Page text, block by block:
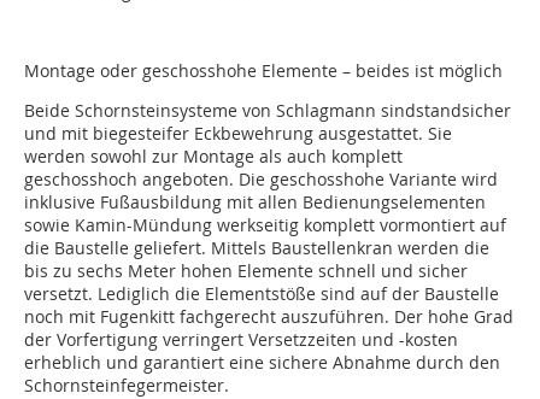
Montage oder geschosshohe Elemente – beides ist möglich
Beide Schornsteinsysteme von Schlagmann sindstandsicher
und mit biegesteifer Eckbewehrung ausgestattet. Sie
werden sowohl zur Montage als auch komplett
geschosshoch angeboten. Die geschosshohe Variante wird
inklusive Fußausbildung mit allen Bedienungselementen
sowie Kamin-Mündung werkseitig komplett vormontiert auf
die Baustelle geliefert. Mittels Baustellenkran werden die
bis zu sechs Meter hohen Elemente schnell und sicher
versetzt. Lediglich die Elementstöße sind auf der Baustelle
noch mit Fugenkitt fachgerecht auszuführen. Der hohe Grad
der Vorfertigung verringert Versetzzeiten und -kosten
erheblich und garantiert eine sichere Abnahme durch den
Schornsteinfegermeister.